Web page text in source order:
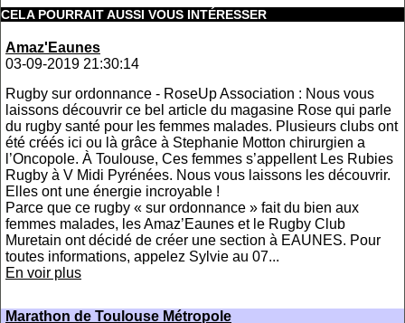
CELA POURRAIT AUSSI VOUS INTÉRESSER
Amaz'Eaunes
03-09-2019 21:30:14
Rugby sur ordonnance - RoseUp Association : Nous vous
laissons découvrir ce bel article du magasine Rose qui parle
du rugby santé pour les femmes malades. Plusieurs clubs ont
été créés ici ou là grâce à Stephanie Motton chirurgien a
l’Oncopole. À Toulouse, Ces femmes s’appellent Les Rubies
Rugby à V Midi Pyrénées. Nous vous laissons les découvrir.
Elles ont une énergie incroyable !
Parce que ce rugby « sur ordonnance » fait du bien aux
femmes malades, les Amaz’Eaunes et le Rugby Club
Muretain ont décidé de créer une section à EAUNES. Pour
toutes informations, appelez Sylvie au 07...
En voir plus
Marathon de Toulouse Métropole